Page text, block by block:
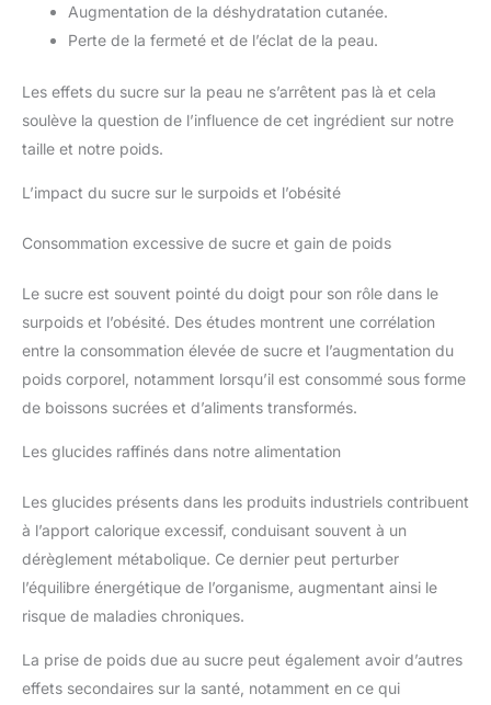
Augmentation de la déshydratation cutanée.
Perte de la fermeté et de l’éclat de la peau.
Les effets du sucre sur la peau ne s’arrêtent pas là et cela
soulève la question de l’influence de cet ingrédient sur notre
taille et notre poids.
L’impact du sucre sur le surpoids et l’obésité
Consommation excessive de sucre et gain de poids
Le sucre est souvent pointé du doigt pour son rôle dans le
surpoids et l’obésité. Des études montrent une corrélation
entre la consommation élevée de sucre et l’augmentation du
poids corporel, notamment lorsqu’il est consommé sous forme
de boissons sucrées et d’aliments transformés.
Les glucides raffinés dans notre alimentation
Les glucides présents dans les produits industriels contribuent
à l’apport calorique excessif, conduisant souvent à un
dérèglement métabolique. Ce dernier peut perturber
l’équilibre énergétique de l’organisme, augmentant ainsi le
risque de maladies chroniques.
La prise de poids due au sucre peut également avoir d’autres
effets secondaires sur la santé, notamment en ce qui